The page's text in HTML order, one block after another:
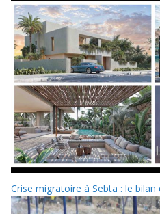
Crise migratoire à Sebta : le bilan